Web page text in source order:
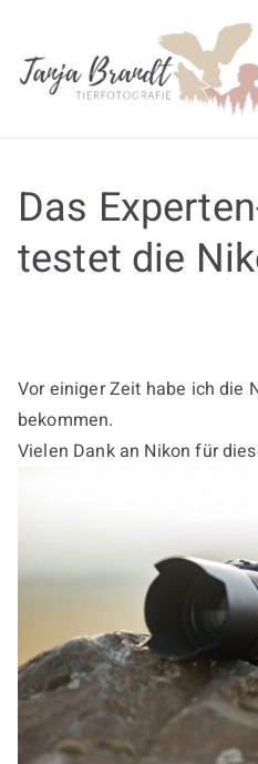
springen
Das
testet die
Vor einiger Zeit habe ich die
bekommen.
Vielen Dank an Nikon für